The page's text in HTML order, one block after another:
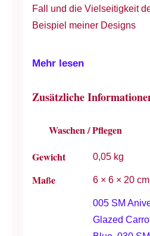
Fall und die Vielseitigkeit
Beispiel meiner Designs
Mehr lesen
Zusätzliche
Waschen / Pflegen
Gewicht
0,05 kg
Maße 6 × 6 × 20 cm
005 SM
Glazed